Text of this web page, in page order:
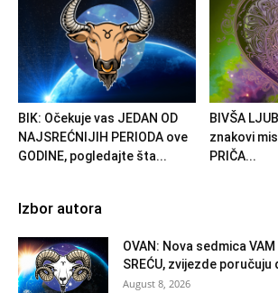
BIK: Očekuje vas JEDAN OD
NAJSREĆNIJIH PERIODA ove
GODINE, pogledajte šta...
BIVŠA
znakovi
PRIČA...
Izbor autora
OVAN: Nova sedmica VAM
SREĆU, zvijezde poručuju
August 8, 2026